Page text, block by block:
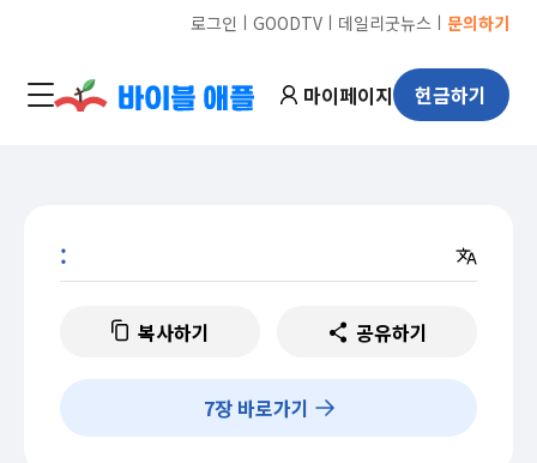
로그인 ㅣ GOODTVㅣ 데일리굿뉴스 ㅣ 문의하기
마이페이지 헌금하기
:
복사하기 공유하기
7장 바로가기